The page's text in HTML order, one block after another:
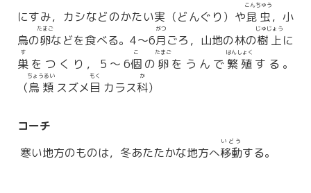
にすみ，カシなどのかたい実（どんぐり）や昆虫
こんちゅう
，小
鳥の卵
たまご
などを食べる。4〜6月
がつ
ごろ，山地の林の樹上
じゅじょう
に
巣
す
をつくり，5〜6個
こ
の 卵
たまご
をうんで 繁殖
はんしょく
する。
（鳥類
ちょうるい
スズメ目
もく
カラス科
か
）
コーチ
寒い地方のものは，冬あたたかな地方へ移動
いどう
する。